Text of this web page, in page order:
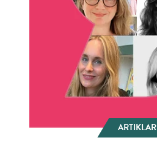
ARTIKLAR